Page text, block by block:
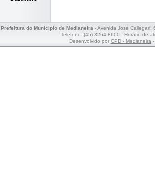
Prefeitura do Município de Medianeira- Avenida José Callegari,
Telefone: (45) 3264-8600 - Horário de
Desenvolvido por CPD - Medianeira-